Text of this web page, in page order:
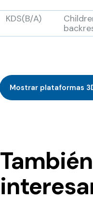
KDS(B/A)
Mostrar plataformas